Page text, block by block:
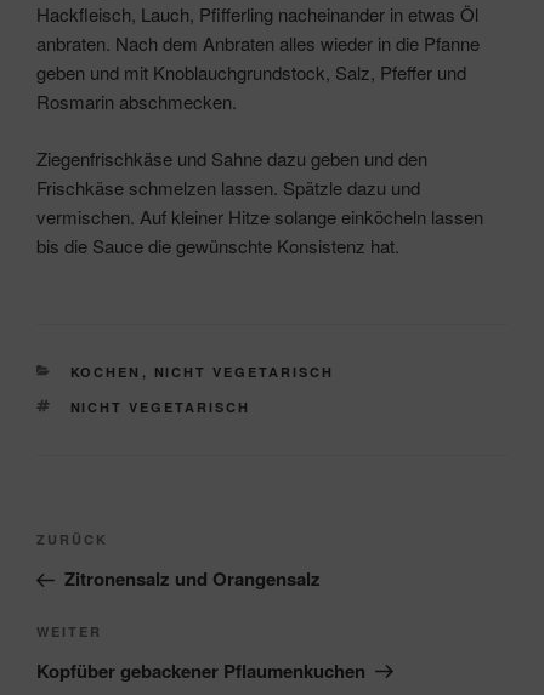
Hackfleisch, Lauch, Pfifferling nacheinander in etwas Öl
anbraten. Nach dem Anbraten alles wieder in die Pfanne
geben und mit Knoblauchgrundstock, Salz, Pfeffer und
Rosmarin abschmecken.
Ziegenfrischkäse und Sahne dazu geben und den
Frischkäse schmelzen lassen. Spätzle dazu und
vermischen. Auf kleiner Hitze solange einköcheln lassen
bis die Sauce die gewünschte Konsistenz hat.
KATEGORIEN
KOCHEN , NICHT VEGETARISCH
SCHLAGWÖRTER
NICHT VEGETARISCH
Beitragsnavigation
Vorheriger
Beitrag
ZURÜCK
Zitronensalz und Orangensalz
Nächster
Beitrag
WEITER
Kopfüber gebackener Pflaumenkuchen